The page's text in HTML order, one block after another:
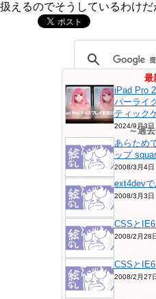
扱えるのでそうしているわけだ
最
iPad Pro
パーライ
ティック
2024/9月3日
～過
あらため
ップ
2008/3月4日
ext4dev
2008/3月3日
CSSと
2008/2月28
CSSと
2008/2月27